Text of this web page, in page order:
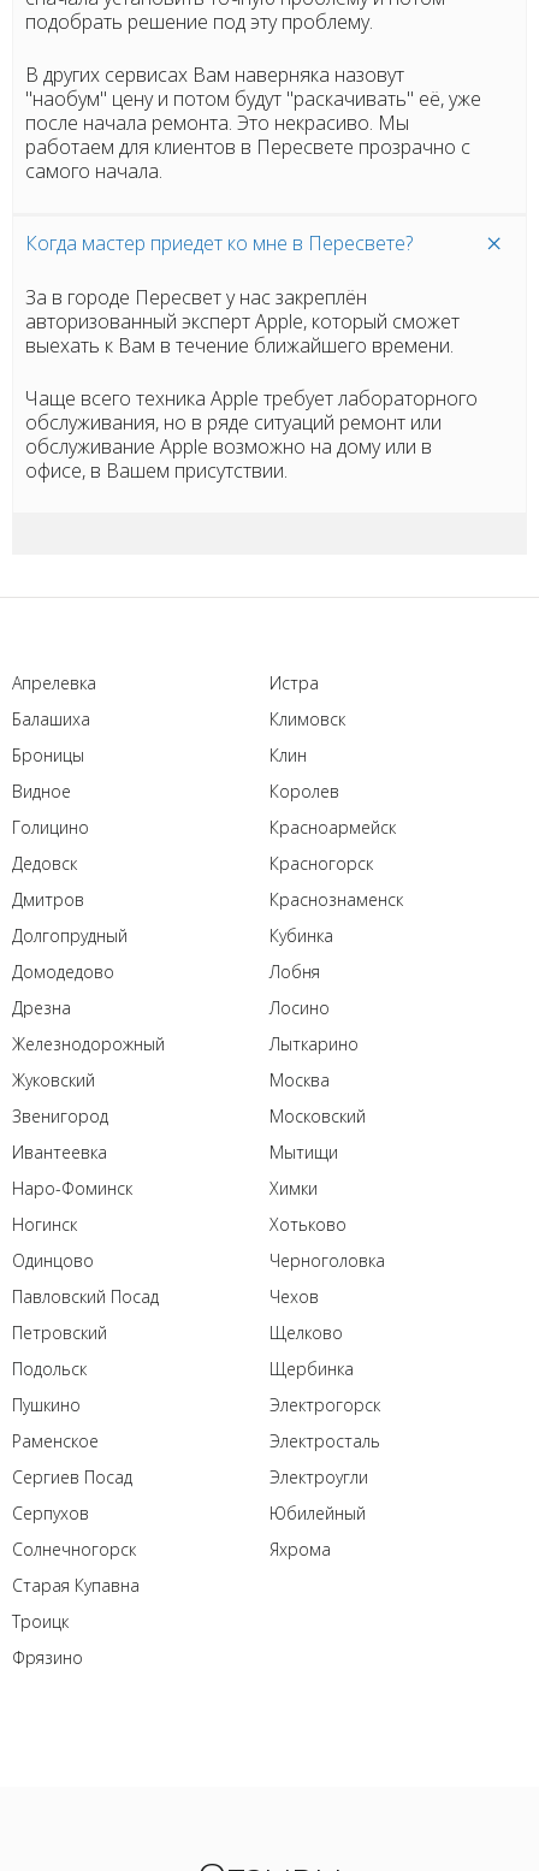
подобрать решение под эту проблему.
В других сервисах Вам наверняка назовут
"наобум" цену и потом будут "раскачивать" её, уже
после начала ремонта. Это некрасиво. Мы
работаем для клиентов в Пересвете прозрачно с
самого начала.
Когда мастер приедет ко мне в Пересвете?
За в городе Пересвет у нас закреплён
авторизованный эксперт Apple, который сможет
выехать к Вам в течение ближайшего времени.
Чаще всего техника Apple требует лабораторного
обслуживания, но в ряде ситуаций ремонт или
обслуживание Apple возможно на дому или в
офисе, в Вашем присутствии.
Апрелевка
Балашиха
Броницы
Видное
Голицино
Дедовск
Дмитров
Долгопрудный
Домодедово
Дрезна
Железнодорожный
Жуковский
Звенигород
Ивантеевка
Истра
Климовск
Клин
Королев
Красноармейск
Красногорск
Краснознаменск
Кубинка
Лобня
Лосино
Лыткарино
Москва
Московский
Мытищи
Наро-Фоминск
Ногинск
Одинцово
Павловский Посад
Петровский
Подольск
Пушкино
Раменское
Сергиев Посад
Серпухов
Солнечногорск
Старая Купавна
Троицк
Фрязино
Химки
Хотьково
Черноголовка
Чехов
Щелково
Щербинка
Электрогорск
Электросталь
Электроугли
Юбилейный
Яхрома